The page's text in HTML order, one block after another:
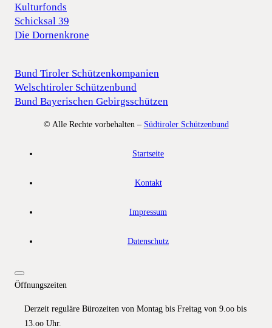
Kulturfonds
Schicksal 39
Die Dornenkrone
Bund Tiroler Schützenkompanien
Welschtiroler Schützenbund
Bund Bayerischen Gebirgsschützen
© Alle Rechte vorbehalten – Südtiroler Schützenbund
Startseite
Kontakt
Impressum
Datenschutz
Öffnungszeiten
Derzeit reguläre Bürozeiten von Montag bis Freitag von 9.oo bis
13.oo Uhr.